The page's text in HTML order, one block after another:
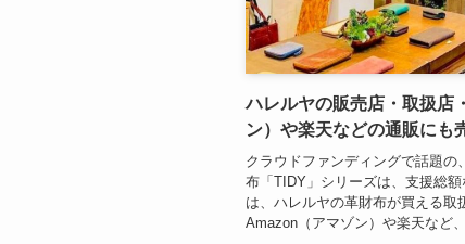
ハレルヤの販売店・取扱店
ン）や楽天などの通販にも
クラウドファンディングで話題
布「TIDY」シリーズは、支援総
は、ハレルヤの革財布が買える取
Amazon（アマゾン）や楽天など